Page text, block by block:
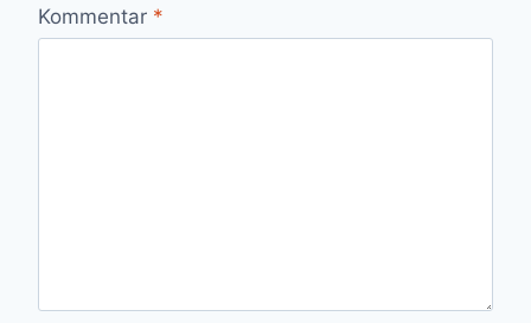
Kommentar *